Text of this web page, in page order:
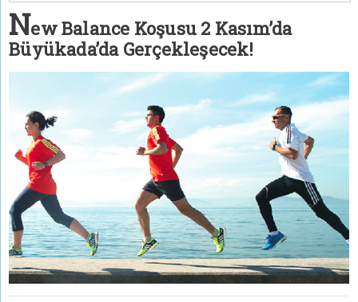
New Balance Koşusu 2 Kasım’da
Büyükada’da Gerçekleşecek!